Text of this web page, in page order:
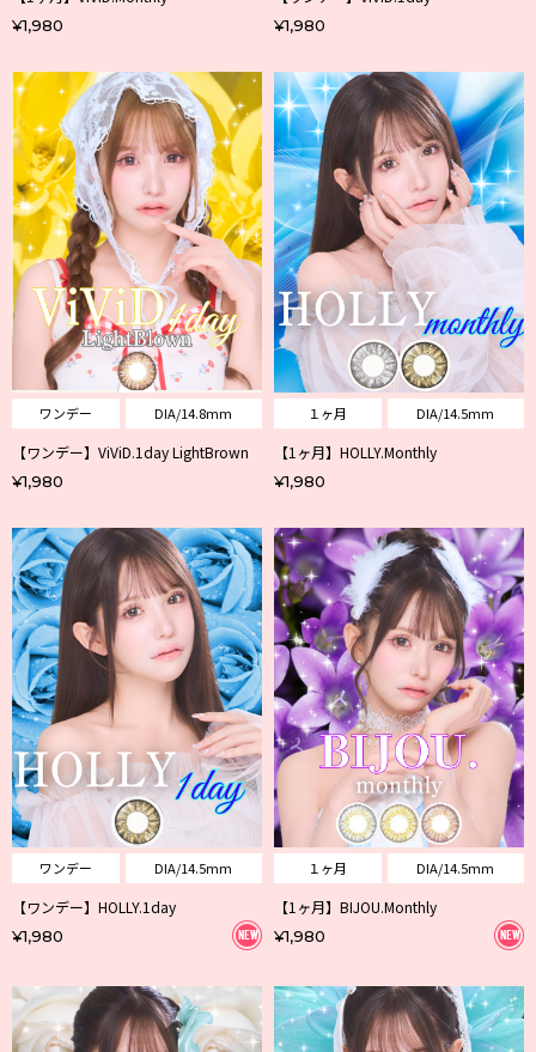
¥1,980 ¥1,980
ワンデー DIA/14.8mm
【ワンデー】ViViD.1day LightBrown
¥1,980
１ヶ月 DIA/14.5mm
【1ヶ月】HOLLY.Monthly
¥1,980
ワンデー DIA/14.5mm
【ワンデー】HOLLY.1day
¥1,980
１ヶ月 DIA/14.5mm
【1ヶ月】BIJOU.Monthly
¥1,980